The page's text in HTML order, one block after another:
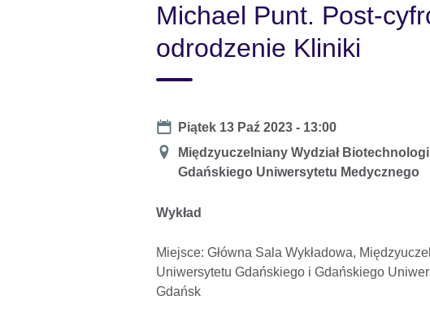
Michael Punt. Post-
odrodzenie Kliniki
Date
Piątek 13 Paź 2023 - 13:00
Miejsce
Międzyuczelniany Wydział
Gdańskiego Uniwersytetu Medycznego
Wykład
Miejsce: Główna Sala Wykładowa,
Uniwersytetu Gdańskiego i Gdańskiego
Gdańsk